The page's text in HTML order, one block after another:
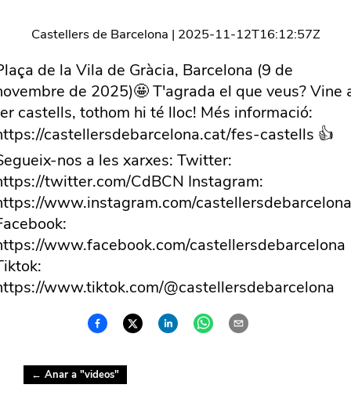
Castellers de Barcelona | 2025-11-12T16:12:57Z
de la Vila de Gràcia, Barcelona (9 de
de 2025)🤩 T'agrada el que veus? Vine
castells, tothom hi té lloc! Més informació:
castellersdebarcelona.cat/fes-castells 👍
nos a les xarxes: Twitter:
twitter.com/CdBCN Instagram:
www.instagram.com/
www.facebook.com/castellersdebarcelona
www.tiktok.com/@castellersdebarcelona
← Anar a "videos"